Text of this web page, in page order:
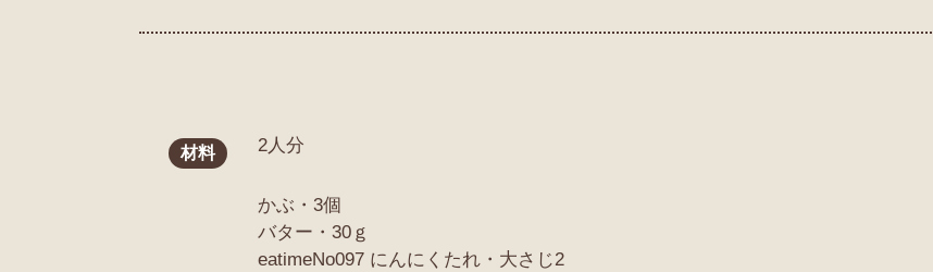
材料 2人分
かぶ・3個
バター・30ｇ
eatimeNo097 にんにくたれ・大さじ2